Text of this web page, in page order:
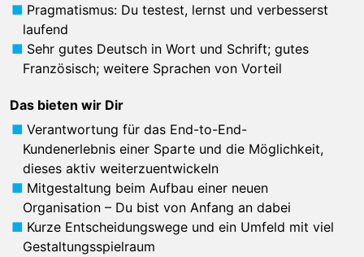
Pragmatismus: Du testest, lernst und verbesserst
laufend
Sehr gutes Deutsch in Wort und Schrift; gutes
Französisch; weitere Sprachen von Vorteil
Das bieten wir Dir
Verantwortung für das End-to-End-
Kundenerlebnis einer Sparte und die Möglichkeit,
dieses aktiv weiterzuentwickeln
Mitgestaltung beim Aufbau einer neuen
Organisation – Du bist von Anfang an dabei
Kurze Entscheidungswege und ein Umfeld mit viel
Gestaltungsspielraum